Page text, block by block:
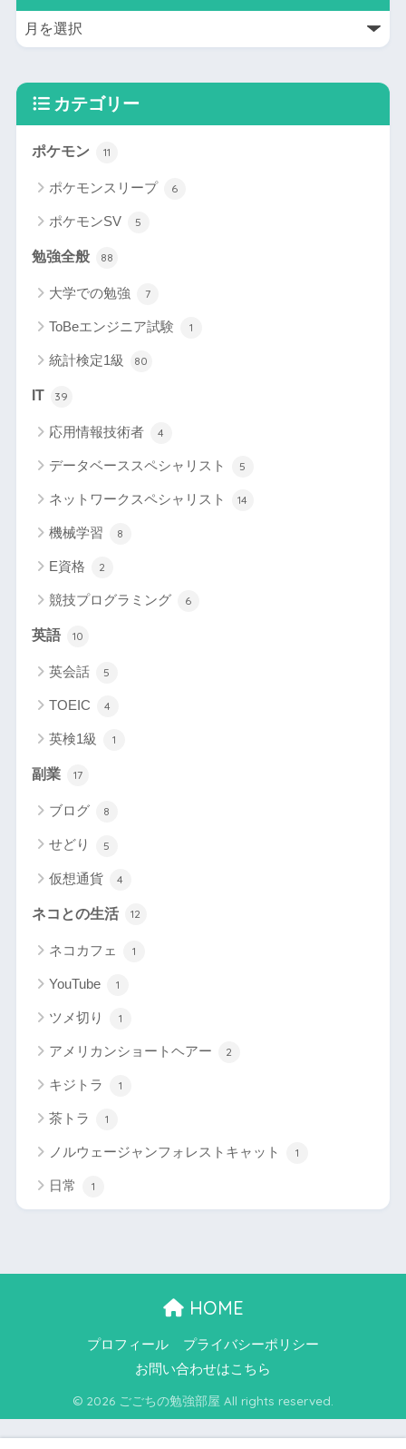
カテゴリー
ポケモン 11
ポケモンスリープ 6
ポケモンSV 5
勉強全般 88
大学での勉強 7
ToBeエンジニア試験 1
統計検定1級 80
IT 39
応用情報技術者 4
データベーススペシャリスト 5
ネットワークスペシャリスト 14
機械学習 8
E資格 2
競技プログラミング 6
英語 10
英会話 5
TOEIC 4
英検1級 1
副業 17
ブログ 8
せどり 5
仮想通貨 4
ネコとの生活 12
ネコカフェ 1
YouTube 1
ツメ切り 1
アメリカンショートヘアー 2
キジトラ 1
茶トラ 1
ノルウェージャンフォレストキャット 1
日常 1
HOME
プロフィール
プライバシーポリシー
お問い合わせはこちら
© 2026 ごごちの勉強部屋 All rights reserved.